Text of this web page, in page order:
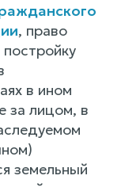
, право
в ином
за лицом, в
земельный